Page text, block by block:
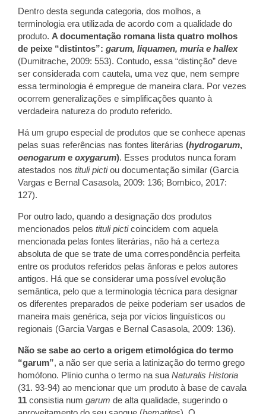
Dentro desta segunda categoria, dos molhos, a
terminologia era utilizada de acordo com a qualidade do
produto. A documentação romana lista quatro molhos
de peixe “distintos”: garum, liquamen, muria e hallex
(Dumitrache, 2009: 553). Contudo, essa “distinção” deve
ser considerada com cautela, uma vez que, nem sempre
essa terminologia é empregue de maneira clara. Por vezes
ocorrem generalizações e simplificações quanto à
verdadeira natureza do produto referido.
Há um grupo especial de produtos que se conhece apenas
pelas suas referências nas fontes literárias (hydrogarum,
oenogarum e oxygarum). Esses produtos nunca foram
atestados nos tituli pictiou documentação similar (Garcia
Vargas e Bernal Casasola, 2009: 136; Bombico, 2017:
127).
Por outro lado, quando a designação dos produtos
mencionados pelos tituli picticoincidem com aquela
mencionada pelas fontes literárias, não há a certeza
absoluta de que se trate de uma correspondência perfeita
entre os produtos referidos pelas ânforas e pelos autores
antigos. Há que se considerar uma possível evolução
semântica, pelo que a terminologia técnica para designar
os diferentes preparados de peixe poderiam ser usados de
maneira mais genérica, seja por vícios linguísticos ou
regionais (Garcia Vargas e Bernal Casasola, 2009: 136).
Não se sabe ao certo a origem etimológica do termo
“garum”, a não ser que seria a latinização do termo grego
homófono. Plínio cunha o termo na suaNaturalis Historia
(31. 93-94) ao mencionar que um produto à base de cavala
11 consistia num garum de alta qualidade, sugerindo o